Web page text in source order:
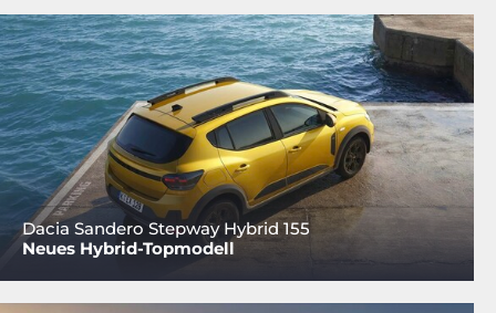
Dacia Sandero Stepway Hybrid 155
Neues Hybrid-Topmodell